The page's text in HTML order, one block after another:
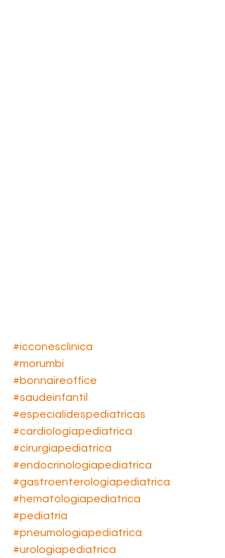
#icconesclinica
#morumbi
#bonnaireoffice
#saudeinfantil
#especialidespediatricas
#cardiologiapediatrica
#cirurgiapediatrica
#endocrinologiapediatrica
#gastroenterologiapediatrica
#hematologiapediatrica
#pediatria
#pneumologiapediatrica
#urologiapediatrica